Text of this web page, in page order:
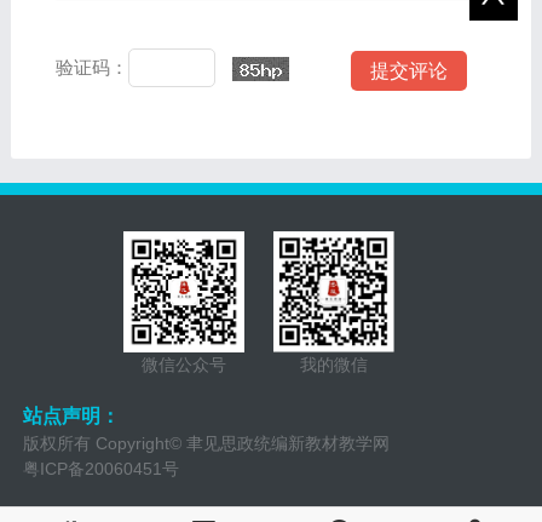
验证码：
微信公众号 我的微信
站点声明：
版权所有 Copyright© 聿见思政统编新教材教学网
粤ICP备20060451号